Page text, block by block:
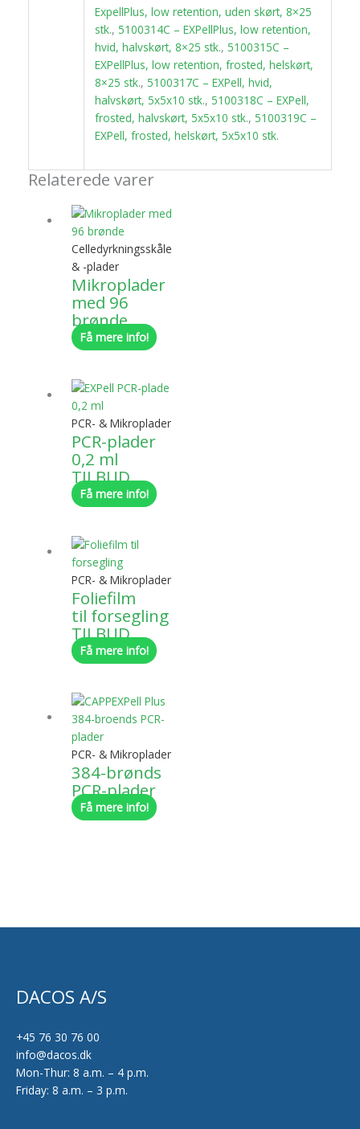
ExpellPlus, low retention, uden skørt, 8×25
stk., 5100314C – EXPellPlus, low retention,
hvid, halvskørt, 8×25 stk., 5100315C –
EXPellPlus, low retention, frosted, helskørt,
8×25 stk., 5100317C – EXPell, hvid,
halvskørt, 5x5x10 stk., 5100318C – EXPell,
frosted, halvskørt, 5x5x10 stk., 5100319C –
EXPell, frosted, helskørt, 5x5x10 stk.
Relaterede varer
Celledyrkningsskåle
& -plader
Mikroplader
med 96
brønde
Få mere info!
PCR- & Mikroplader
PCR-plader
0,2 ml
TILBUD
Få mere info!
PCR- & Mikroplader
Foliefilm
til forsegling
TILBUD
Få mere info!
PCR- & Mikroplader
384-brønds
PCR-plader
Få mere info!
DACOS A/S
+45 76 30 76 00
info@dacos.dk
Mon-Thur: 8 a.m. – 4 p.m.
Friday: 8 a.m. – 3 p.m.